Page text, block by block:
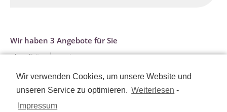
Wir verwenden Cookies, um unsere Website und
unseren Service zu optimieren. Weiterlesen -
Impressum
Wir haben 3 Angebote für Sie
Nehmen Sie Kontakt auf